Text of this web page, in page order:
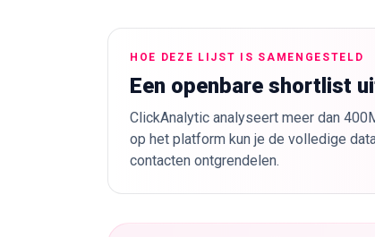
HOE DEZE LIJST IS SAMENGESTELD
Een openbare shortlist
ClickAnalytic analyseert meer dan
op het platform kun je de volledige
contacten ontgrendelen.